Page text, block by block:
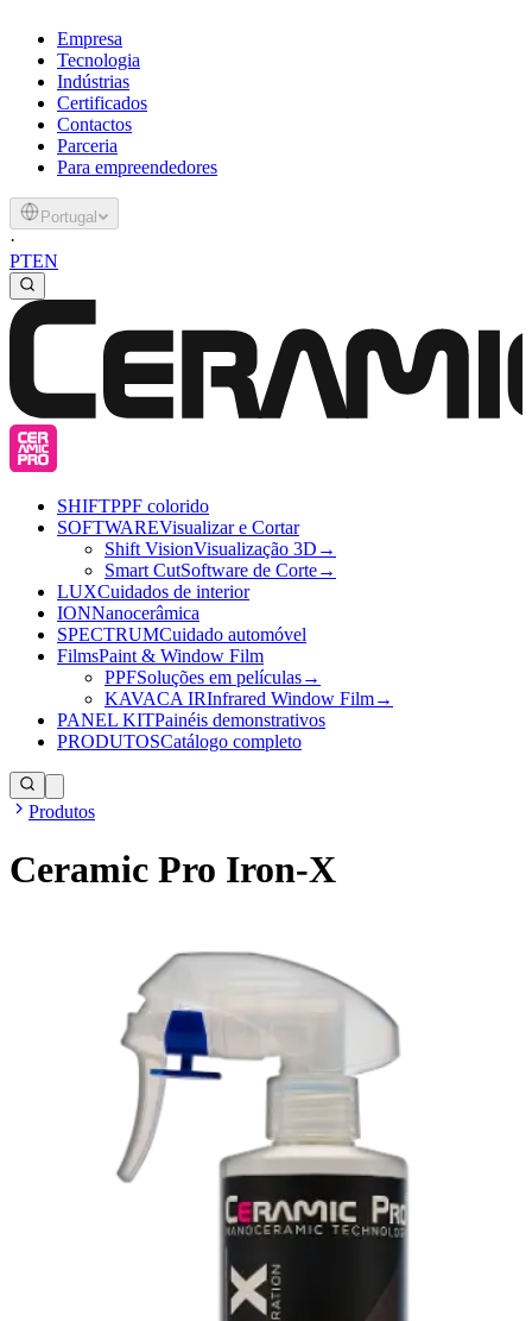
Empresa
Tecnologia
Indústrias
Certificados
Contactos
Parceria
Para empreendedores
Portugal
·
PTEN
SHIFTPPF colorido
SOFTWAREVisualizar e Cortar
Shift VisionVisualização 3D →
Smart CutSoftware de Corte→
LUXCuidados de interior
IONNanocerâmica
SPECTRUMCuidado automóvel
FilmsPaint & Window Film
PPFSoluções em películas→
KAVACA IRInfrared Window Film→
PANEL KITPainéis demonstrativos
PRODUTOSCatálogo completo
Produtos
Ceramic Pro Iron-X